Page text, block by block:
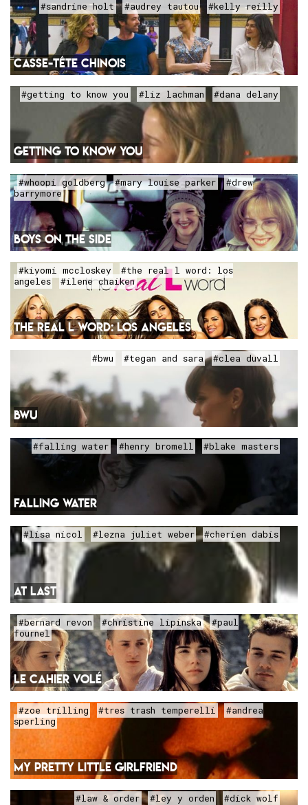
#sandrine holt #audrey tautou #kelly reilly
CASSE-TÊTE CHINOIS
#getting to know you #liz lachman #dana delany
GETTING TO KNOW YOU
#whoopi goldberg #mary louise parker
#drew
barrymore
BOYS ON THE SIDE
#kiyomi mccloskey
#the real l word: los
angeles
#ilene chaiken
THE REAL L WORD: LOS ANGELES
#bwu #tegan and sara #clea duvall
BWU
#falling water #henry bromell #blake masters
FALLING WATER
#lisa nicol #lezna juliet weber #cherien dabis
AT LAST
#bernard revon #christine lipinska
#paul
fournel
LE CAHIER VOLÉ
#zoe trilling #tres trash temperelli
#andrea
sperling
MY PRETTY LITTLE GIRLFRIEND
#law & order #ley y orden #dick wolf